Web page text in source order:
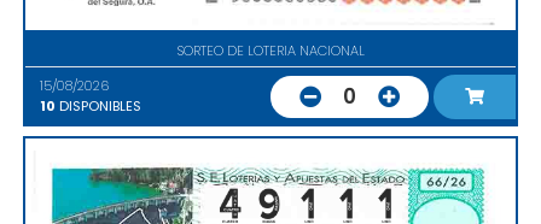
SORTEO DE LOTERIA NACIONAL
15/08/2026
10 DISPONIBLES 0